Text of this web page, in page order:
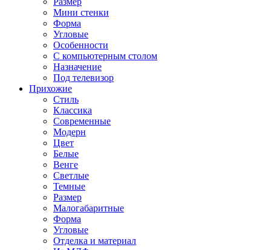
Мини стенки
Форма
Угловые
Особенности
С компьютерным столом
Назначение
Под телевизор
Прихожие
Стиль
Классика
Современные
Модерн
Цвет
Белые
Венге
Светлые
Темные
Размер
Малогабаритные
Форма
Угловые
Отделка и материал